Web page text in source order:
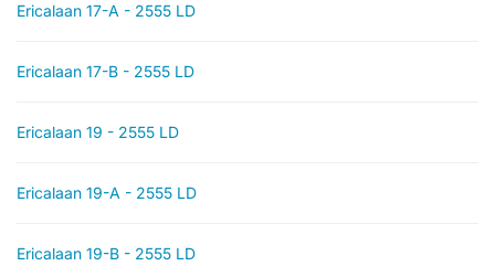
Ericalaan 17-A - 2555 LD
Ericalaan 17-B - 2555 LD
Ericalaan 19 - 2555 LD
Ericalaan 19-A - 2555 LD
Ericalaan 19-B - 2555 LD